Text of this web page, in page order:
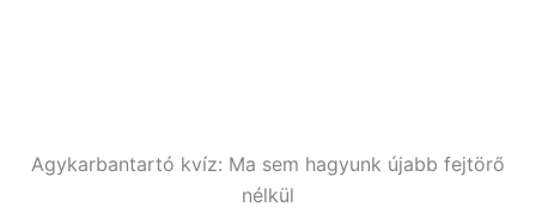
Agykarbantartó kvíz: Ma sem hagyunk újabb fejtörő
nélkül